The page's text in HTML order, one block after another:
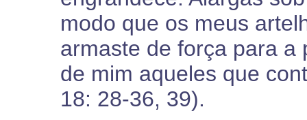
modo que os meus
armaste de força para a
de mim aqueles que
18: 28-36, 39).